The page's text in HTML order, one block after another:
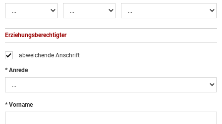
Erziehungsberechtigter
abweichende Anschrift
* Anrede
* Vorname